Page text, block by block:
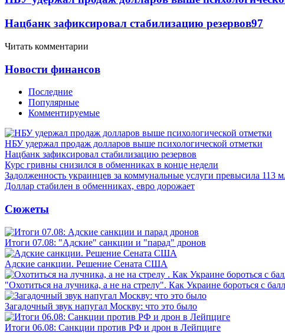
Нацбанк зафиксировал стабилизацию резервов97
Читать комментарии
Новости финансов
Последние
Популярные
Комментируемые
НБУ удержал продаж долларов выше психологической отметки
Нацбанк зафиксировал стабилизацию резервов
Курс гривны снизился в обменниках в конце недели
Задолженность украинцев за коммунальные услуги превысила 113
Доллар стабилен в обменниках, евро дорожает
Сюжеты
Итоги 07.08: "Адские" санкции и "парад" дронов
Адские санкции. Решение Сената США
"Охотиться на лучника, а не на стрелу". Как Украине бороться с
Загадочный звук напугал Москву: что это было
Итоги 06.08: Санкции против РФ и дрон в Лейпциге